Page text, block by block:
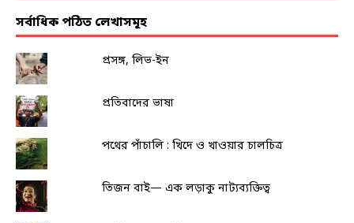
সর্বাধিক পঠিত লেখাসমূহ
প্রসঙ্গ, লিভ-ইন
প্রতিবাদের ভাষা
পথের পাঁচালি : খিদে ও খাওয়ার চালচিত্র
তিজন বাই— এক লড়াকু নাট্যব্যক্তিত্ব